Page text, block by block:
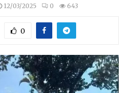
12/03/2025 0 643
0